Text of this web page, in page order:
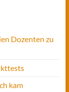
Dozenten zu
kam